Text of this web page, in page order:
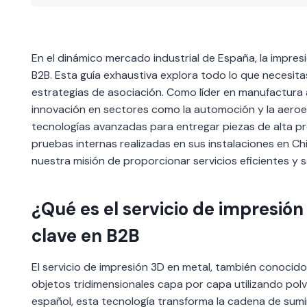
En el dinámico mercado industrial de España, la
B2B. Esta guía exhaustiva explora todo lo que
estrategias de asociación. Como líder en
innovación en sectores como la automoción y la
tecnologías avanzadas para entregar piezas de alta
pruebas internas realizadas en sus instalaciones en
nuestra misión de proporcionar servicios eficientes y
¿Qué es el servicio de
clave en B2B
El servicio de impresión 3D en metal, también
objetos tridimensionales capa por capa utilizando
español, esta tecnología transforma la cadena de